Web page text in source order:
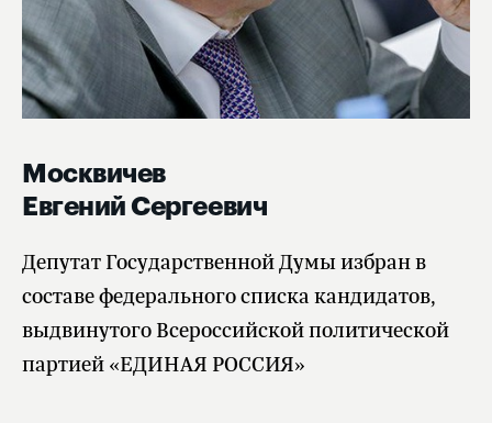
Москвичев
Евгений Сергеевич
Депутат Государственной Думы избран в
составе федерального списка кандидатов,
выдвинутого Всероссийской политической
партией «ЕДИНАЯ РОССИЯ»